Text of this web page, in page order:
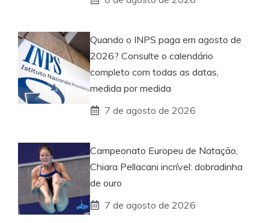
Quando o INPS paga em agosto de
2026? Consulte o calendário
completo com todas as datas,
medida por medida
7 de agosto de 2026
Campeonato Europeu de Natação,
Chiara Pellacani incrível: dobradinha
de ouro
7 de agosto de 2026